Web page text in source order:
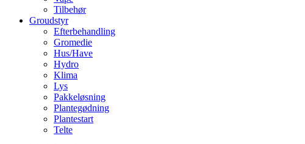
Tilbehør
Groudstyr
Efterbehandling
Gromedie
Hus/Have
Hydro
Klima
Lys
Pakkeløsning
Plantegødning
Plantestart
Telte